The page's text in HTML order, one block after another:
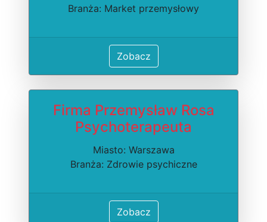
Branża: Market przemysłowy
Zobacz
Firma Przemysław Rosa
Psychoterapeuta
Miasto: Warszawa
Branża: Zdrowie psychiczne
Zobacz